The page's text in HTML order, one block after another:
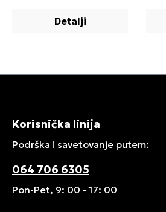
Detalji
Korisnička linija
Podrška i savetovanje putem:
064 706 6305
Pon-Pet, 9: 00 - 17: 00